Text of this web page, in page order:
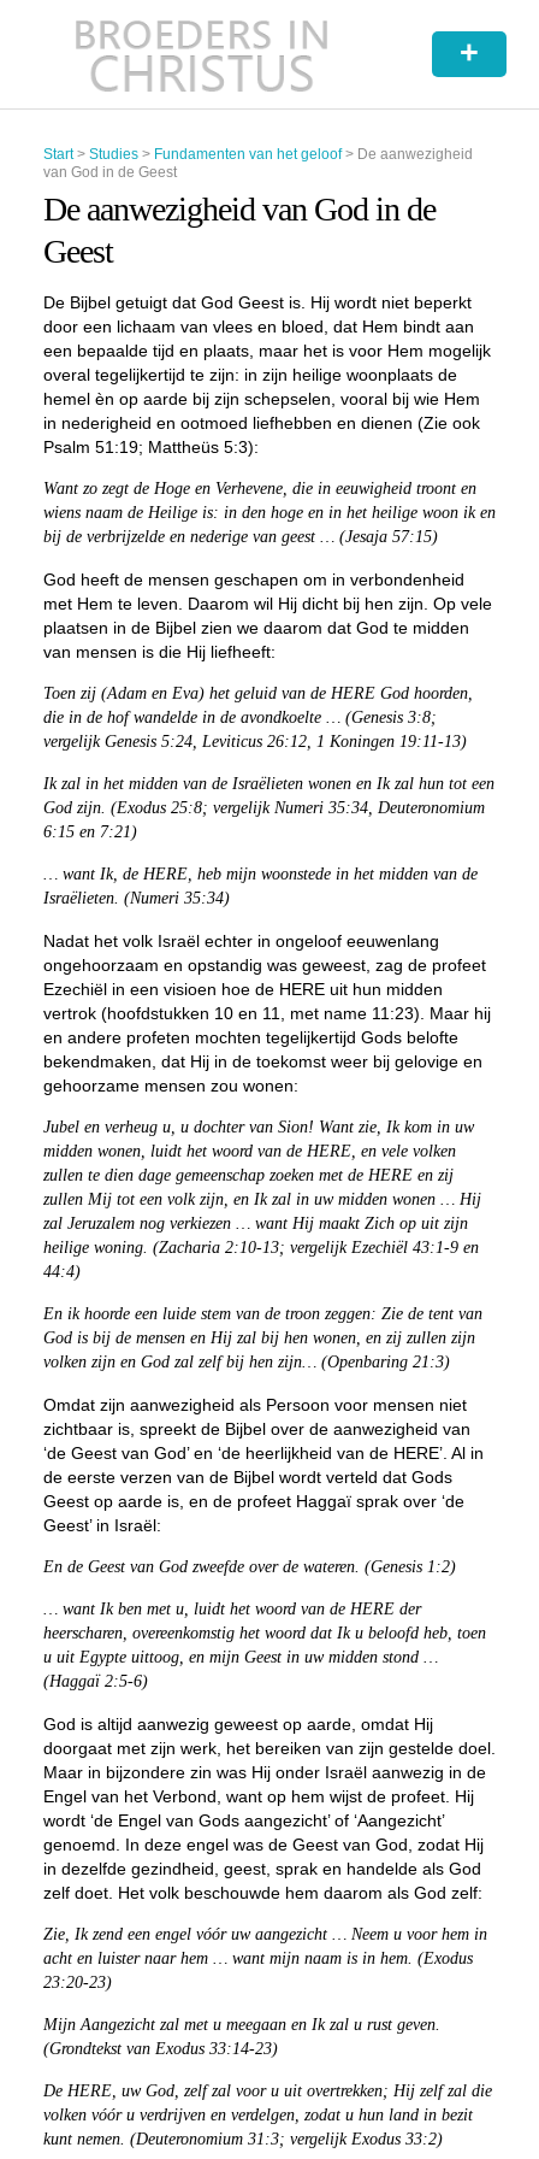
+
Start> Studies> Fundamenten van het geloof> De aanwezigheid
van God in de Geest
De aanwezigheid van God in de
Geest
De Bijbel getuigt dat God Geest is. Hij wordt niet beperkt
door een lichaam van vlees en bloed, dat Hem bindt aan
een bepaalde tijd en plaats, maar het is voor Hem mogelijk
overal tegelijkertijd te zijn: in zijn heilige woonplaats de
hemel èn op aarde bij zijn schepselen, vooral bij wie Hem
in nederigheid en ootmoed liefhebben en dienen (Zie ook
Psalm 51:19; Mattheüs 5:3):
Want zo zegt de Hoge en Verhevene, die in eeuwigheid troont en
wiens naam de Heilige is: in den hoge en in het heilige woon ik en
bij de verbrijzelde en nederige van geest … (Jesaja 57:15)
God heeft de mensen geschapen om in verbondenheid
met Hem te leven. Daarom wil Hij dicht bij hen zijn. Op vele
plaatsen in de Bijbel zien we daarom dat God te midden
van mensen is die Hij liefheeft:
Toen zij (Adam en Eva) het geluid van de HERE God hoorden,
die in de hof wandelde in de avondkoelte … (Genesis 3:8;
vergelijk Genesis 5:24, Leviticus 26:12, 1 Koningen 19:11-13)
Ik zal in het midden van de Israëlieten wonen en Ik zal hun tot een
God zijn. (Exodus 25:8; vergelijk Numeri 35:34, Deuteronomium
6:15 en 7:21)
… want Ik, de HERE, heb mijn woonstede in het midden van de
Israëlieten. (Numeri 35:34)
Nadat het volk Israël echter in ongeloof eeuwenlang
ongehoorzaam en opstandig was geweest, zag de profeet
Ezechiël in een visioen hoe de HERE uit hun midden
vertrok (hoofdstukken 10 en 11, met name 11:23). Maar hij
en andere profeten mochten tegelijkertijd Gods belofte
bekendmaken, dat Hij in de toekomst weer bij gelovige en
gehoorzame mensen zou wonen:
Jubel en verheug u, u dochter van Sion! Want zie, Ik kom in uw
midden wonen, luidt het woord van de HERE, en vele volken
zullen te dien dage gemeenschap zoeken met de HERE en zij
zullen Mij tot een volk zijn, en Ik zal in uw midden wonen … Hij
zal Jeruzalem nog verkiezen … want Hij maakt Zich op uit zijn
heilige woning. (Zacharia 2:10-13; vergelijk Ezechiël 43:1-9 en
44:4)
En ik hoorde een luide stem van de troon zeggen: Zie de tent van
God is bij de mensen en Hij zal bij hen wonen, en zij zullen zijn
volken zijn en God zal zelf bij hen zijn… (Openbaring 21:3)
Omdat zijn aanwezigheid als Persoon voor mensen niet
zichtbaar is, spreekt de Bijbel over de aanwezigheid van
‘de Geest van God’ en ‘de heerlijkheid van de HERE’. Al in
de eerste verzen van de Bijbel wordt verteld dat Gods
Geest op aarde is, en de profeet Haggaï sprak over ‘de
Geest’ in Israël:
En de Geest van God zweefde over de wateren. (Genesis 1:2)
… want Ik ben met u, luidt het woord van de HERE der
heerscharen, overeenkomstig het woord dat Ik u beloofd heb, toen
u uit Egypte uittoog, en mijn Geest in uw midden stond …
(Haggaï 2:5-6)
God is altijd aanwezig geweest op aarde, omdat Hij
doorgaat met zijn werk, het bereiken van zijn gestelde doel.
Maar in bijzondere zin was Hij onder Israël aanwezig in de
Engel van het Verbond, want op hem wijst de profeet. Hij
wordt ‘de Engel van Gods aangezicht’ of ‘Aangezicht’
genoemd. In deze engel was de Geest van God, zodat Hij
in dezelfde gezindheid, geest, sprak en handelde als God
zelf doet. Het volk beschouwde hem daarom als God zelf:
Zie, Ik zend een engel vóór uw aangezicht … Neem u voor hem in
acht en luister naar hem … want mijn naam is in hem. (Exodus
23:20-23)
Mijn Aangezicht zal met u meegaan en Ik zal u rust geven.
(Grondtekst van Exodus 33:14-23)
De HERE, uw God, zelf zal voor u uit overtrekken; Hij zelf zal die
volken vóór u verdrijven en verdelgen, zodat u hun land in bezit
kunt nemen. (Deuteronomium 31:3; vergelijk Exodus 33:2)